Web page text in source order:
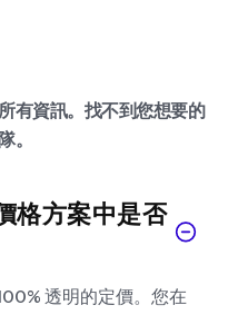
有資訊。找不到您想要的
。
格方案中是否
透明的定價。您在